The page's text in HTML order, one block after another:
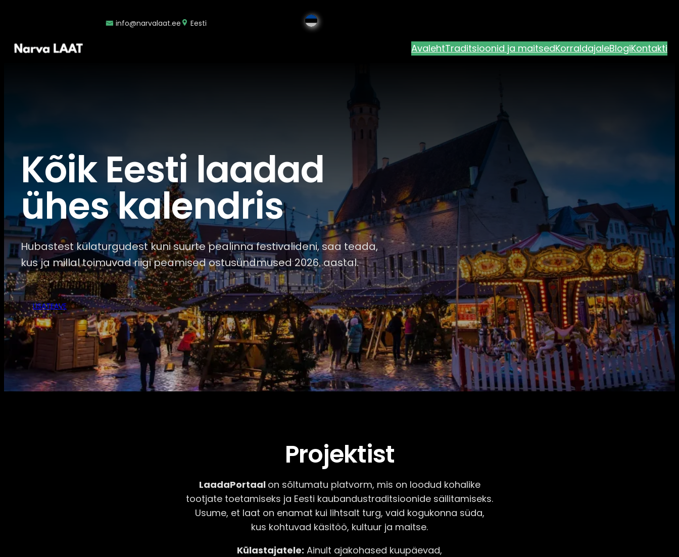
info@narvalaat.ee Eesti
AvalehtTraditsioonid ja maitsedKorraldajaleBlogiKontakti
Kõik Eesti laadad
ühes kalendris
Hubastest külaturgudest kuni suurte pealinna festivalideni, saa teada,
kus ja millal toimuvad riigi peamised ostusündmused 2026. aastal.
LISATEAVE
Projektist
LaadaPortaal on sõltumatu platvorm, mis on loodud kohalike
tootjate toetamiseks ja Eesti kaubandustraditsioonide säilitamiseks.
Usume, et laat on enamat kui lihtsalt turg, vaid kogukonna süda,
kus kohtuvad käsitöö, kultuur ja maitse.
Külastajatele: Ainult ajakohased kuupäevad,